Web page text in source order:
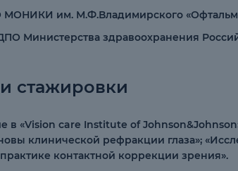
МОНИКИ им. М.Ф.Владимирского
Министерства здравоохранения
стажировки
в «Vision care Institute of
клинической рефракции глаза»;
контактной коррекции зрения».